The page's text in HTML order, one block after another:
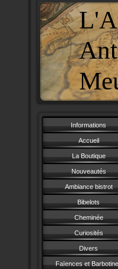
Informations
Accueil
La Boutique
Nouveautés
Ambiance bistrot
Bibelots
Cheminée
Curiosités
Divers
Faïences et